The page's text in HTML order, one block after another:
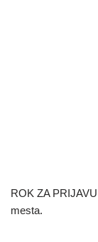
ROK ZA
mesta.